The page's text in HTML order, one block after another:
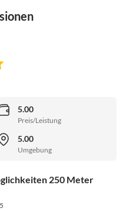
5.00
Preis/Leistung
5.00
Umgebung
250 Meter